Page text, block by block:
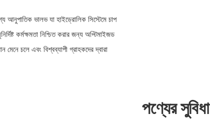
আনুপাতিক ভালভ যা হাইড্রোলিক সিস্টেমে চাপ
কর্মক্ষমতা নিশ্চিত করার জন্য অপ্টিমাইজড
চলে এবং বিশ্বব্যাপী গ্রাহকদের দ্বারা
পণ্যের সুবিধা